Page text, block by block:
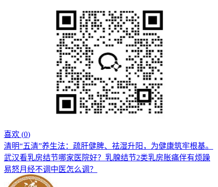
喜欢 (0)
清明“五清”养生法：疏肝健脾、祛湿升阳，为健康筑牢根基。
武汉看乳房结节哪家医院好？乳腺结节2类乳房胀痛伴有烦躁
易怒月经不调中医怎么调？